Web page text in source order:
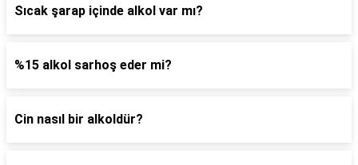
Sıcak şarap içinde alkol var mı?
%15 alkol sarhoş eder mi?
Cin nasıl bir alkoldür?